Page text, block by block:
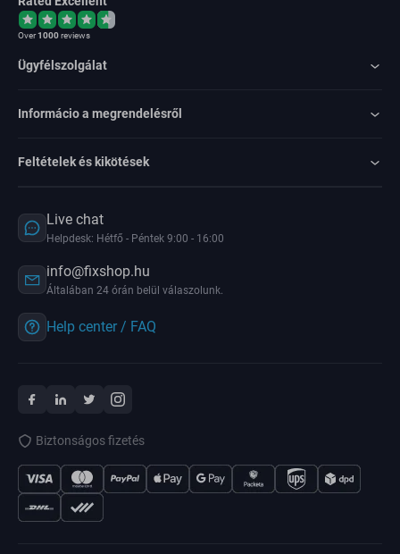
Over1000reviews
Ügyfélszolgálat
Informácio a megrendelésről
Feltételek és kikötések
Live chat
Helpdesk: Hétfő - Péntek 9:00 - 16:00
info@fixshop.hu
Általában 24 órán belül válaszolunk.
Help center / FAQ
Biztonságos fizetés